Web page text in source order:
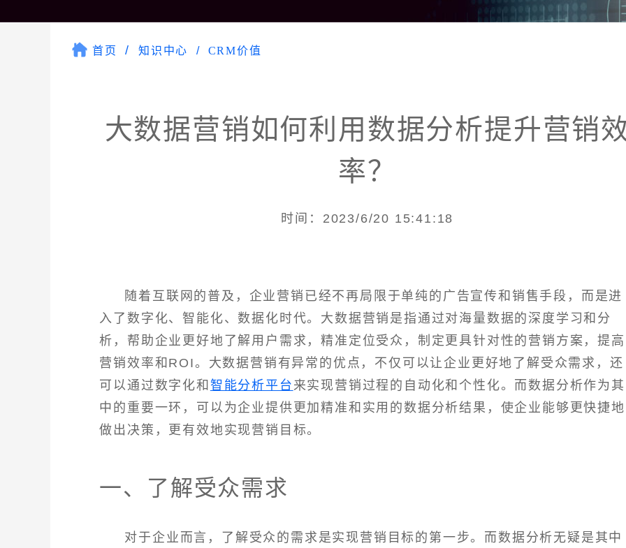
首页 知识中心 CRM价值
大数据营销如何利用数据分析提升营销
率？
时间：2023/6/20 15:41:18
随着互联网的普及，企业营销已经不再局限于单纯的广告宣传和销售手段，而是进
入了数字化、智能化、数据化时代。大数据营销是指通过对海量数据的深度学习和分
析，帮助企业更好地了解用户需求，精准定位受众，制定更具针对性的营销方案，提高
营销效率和ROI。大数据营销有异常的优点，不仅可以让企业更好地了解受众需求，还
可以通过数字化和 智能分析平台 来实现营销过程的自动化和个性化。而数据分析作为其
中的重要一环，可以为企业提供更加精准和实用的数据分析结果，使企业能够更快捷地
做出决策，更有效地实现营销目标。
一、了解受众需求
对于企业而言，了解受众的需求是实现营销目标的第一步。而数据分析无疑是其中